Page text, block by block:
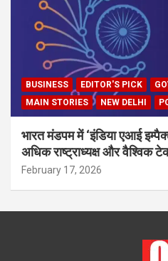
BUSINESS EDITOR'S PICK
MAIN STORIES
NEW DELHI
भारत मंडपम में ‘इंडिया एआई
अधिक राष्ट्राध्यक्ष और वैश्विक
February 17, 2026